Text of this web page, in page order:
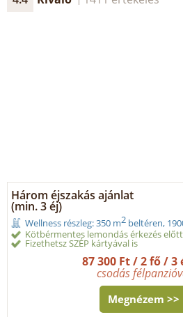
Három éjszakás ajánlat
(min. 3 éj)
Wellness részleg: 350 m2 beltéren,
Kötbérmentes lemondás érkezés
Fizethetsz SZÉP kártyával is
87 300 Ft / 2 fő / 3
csodás
Megnézem >>